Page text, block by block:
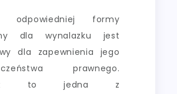
odpowiedniej formy
dla wynalazku jest
dla zapewnienia jego
prawnego.
to jedna z